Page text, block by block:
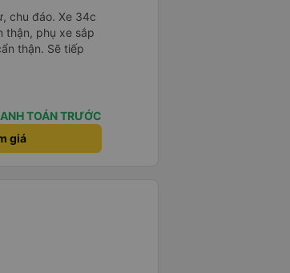
gì xảy ra với
nói về nó. ạn
giúp tôi vì nhìn
rất nguy hiểm
chu đáo. Xe 34c
thận, phụ xe sắp
thận. Sẽ tiếp
TOÁN TRƯỚC
giá